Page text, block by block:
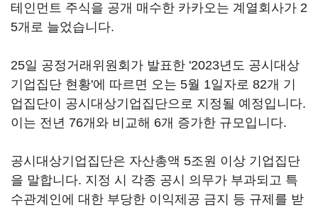
테인먼트 주식을 공개 매수한 카카오는 계열회사가 2
5개로 늘었습니다.
25일 공정거래위원회가 발표한 '2023년도 공시대상
기업집단 현황'에 따르면 오는 5월 1일자로 82개 기
업집단이 공시대상기업집단으로 지정될 예정입니다.
이는 전년 76개와 비교해 6개 증가한 규모입니다.
공시대상기업집단은 자산총액 5조원 이상 기업집단
을 말합니다. 지정 시 각종 공시 의무가 부과되고 특
수관계인에 대한 부당한 이익제공 금지 등 규제를 받